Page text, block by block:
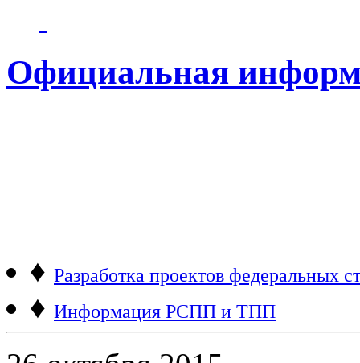
Официальная
♦ Разработка проектов федеральных
♦ Информация РСПП и ТПП